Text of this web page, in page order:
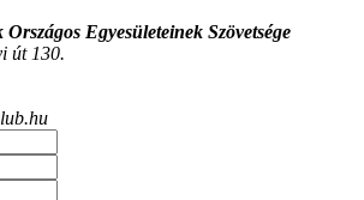
Egyesületeinek Szövetsége
út 130.